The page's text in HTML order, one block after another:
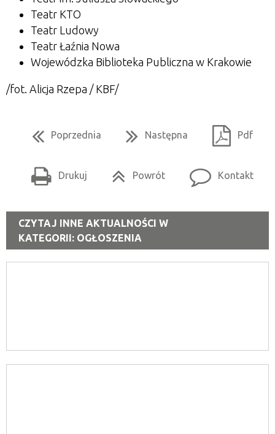
Teatr KTO
Teatr Ludowy
Teatr Łaźnia Nowa
Wojewódzka Biblioteka Publiczna w Krakowie
/fot. Alicja Rzepa / KBF/
Poprzednia Następna Pdf
Drukuj Powrót Kontakt
CZYTAJ INNE AKTUALNOŚCI W
KATEGORII: OGŁOSZENIA